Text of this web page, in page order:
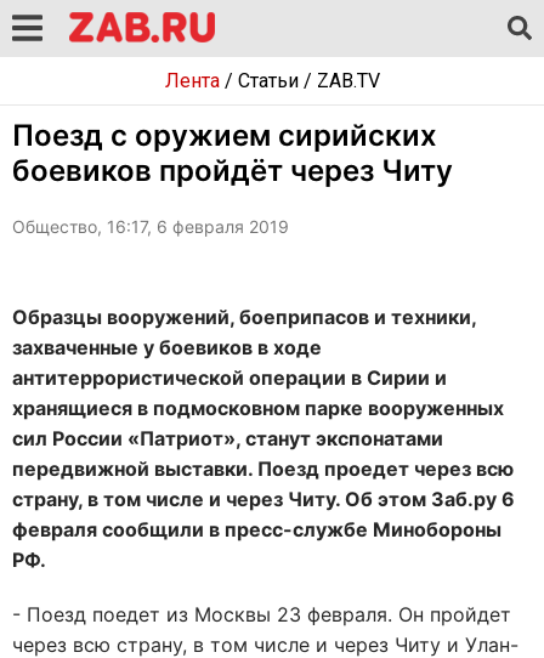
Лента/ Статьи/ ZAB.TV
Поезд с оружием сирийских
боевиков пройдёт через Читу
Общество, 16:17, 6 февраля 2019
Образцы вооружений, боеприпасов и техники,
захваченные у боевиков в ходе
антитеррористической операции в Сирии и
хранящиеся в подмосковном парке вооруженных
сил России «Патриот», станут экспонатами
передвижной выставки. Поезд проедет через всю
страну, в том числе и через Читу. Об этом Заб.ру 6
февраля сообщили в пресс-службе Минобороны
РФ.
- Поезд поедет из Москвы 23 февраля. Он пройдет
через всю страну, в том числе и через Читу и Улан-